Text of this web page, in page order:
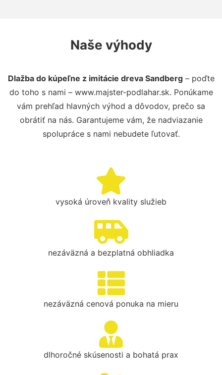
Naše výhody
Dlažba do kúpeľne z imitácie dreva Sandberg– poďte
do toho s nami – www.majster-podlahar.sk. Ponúkame
vám prehľad hlavných výhod a dôvodov, prečo sa
obrátiť na nás. Garantujeme vám, že nadviazanie
spolupráce s nami nebudete ľutovať.
vysoká úroveň kvality služieb
nezáväzná a bezplatná obhliadka
nezáväzná cenová ponuka na mieru
dlhoročné skúsenosti a bohatá prax